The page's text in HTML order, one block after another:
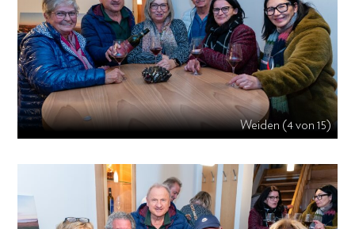
Weiden (4 von 15)